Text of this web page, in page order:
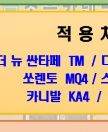
올뉴카니발
올뉴카니발이
자기진단 정
터 4를 넘어갑